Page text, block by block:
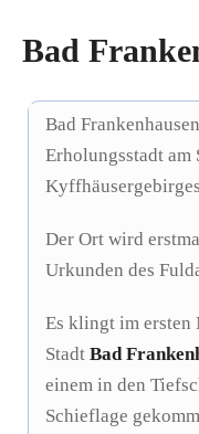
Bad
Bad
Erholungsstadt am
Der Ort wird
Urkunden des
Es klingt im ersten
Stadt Bad
einem in den
Schieflage